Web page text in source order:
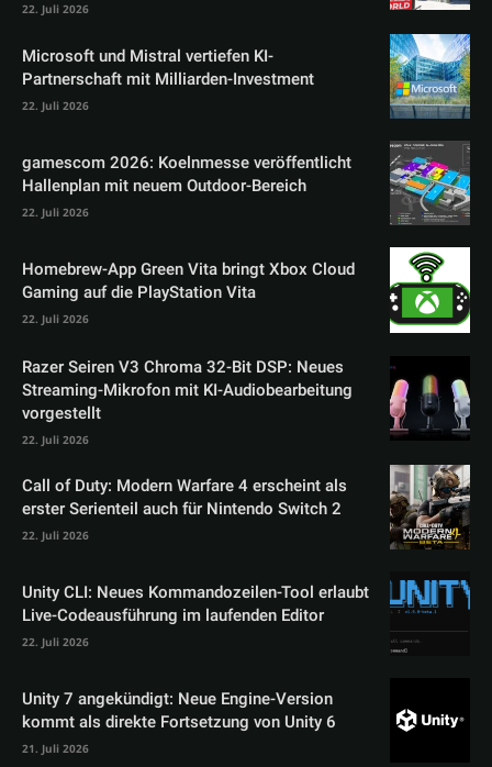
22. Juli 2026
Microsoft und Mistral vertiefen KI-
Partnerschaft mit Milliarden-Investment
22. Juli 2026
gamescom 2026: Koelnmesse veröffentlicht
Hallenplan mit neuem Outdoor-Bereich
22. Juli 2026
Homebrew-App Green Vita bringt Xbox Cloud
Gaming auf die PlayStation Vita
22. Juli 2026
Razer Seiren V3 Chroma 32-Bit DSP: Neues
Streaming-Mikrofon mit KI-Audiobearbeitung
vorgestellt
22. Juli 2026
Call of Duty: Modern Warfare 4 erscheint als
erster Serienteil auch für Nintendo Switch 2
22. Juli 2026
Unity CLI: Neues Kommandozeilen-Tool erlaubt
Live-Codeausführung im laufenden Editor
22. Juli 2026
Unity 7 angekündigt: Neue Engine-Version
kommt als direkte Fortsetzung von Unity 6
21. Juli 2026